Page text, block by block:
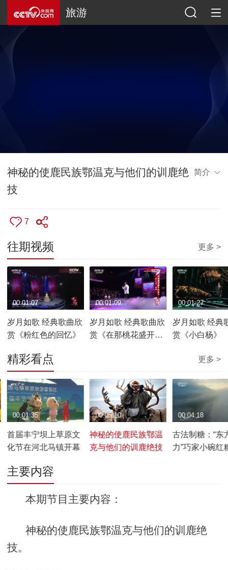
旅游
神秘的使鹿民族鄂温克与他们的训鹿绝
技
简介
7
往期视频 更多 >
岁月如歌 经典歌曲欣
赏《粉红色的回忆》
00:01:07
岁月如歌 经典歌曲欣
赏《在那桃花盛开的
00:01:09
岁月如歌 经典
赏《小白杨》
00:01:27
精彩看点 更多 >
首届丰宁坝上草原文
化节在河北马镇开幕
00:01:35
神秘的使鹿民族鄂温
克与他们的训鹿绝技
00:05:10
古法制糖：“东
力”巧家小碗红
00:04:18
主要内容
本期节目主要内容：
神秘的使鹿民族鄂温克与他们的训鹿绝
技。